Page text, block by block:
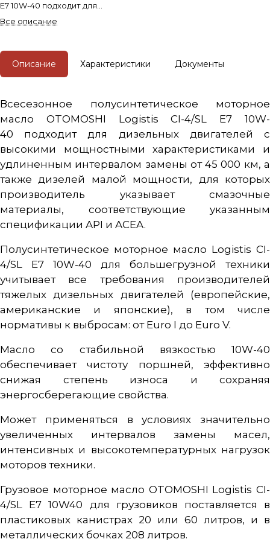
E7 10W-40 подходит для
высокими мощностными
удлиненным интервалом
замены от 45 000 км, а также
дизелей малой мощности, для
материалы, соответствующие
указанным спецификации API и
ACEA.
Все описание
Описание Характеристики Документы
Всесезонное полусинтетическое моторное
масло OTOMOSHI Logistis CI-4/SL E7 10W-
40 подходит для дизельных двигателей с
высокими мощностными характеристиками и
удлиненным интервалом замены от 45 000 км, а
также дизелей малой мощности, для которых
производитель указывает смазочные
материалы, соответствующие указанным
спецификации API и ACEA.
Полусинтетическое моторное масло Logistis CI-
4/SL E7 10W-40 для большегрузной техники
учитывает все требования производителей
тяжелых дизельных двигателей (европейские,
американские и японские), в том числе
нормативы к выбросам: от Euro I до Euro V.
Масло со стабильной вязкостью 10W-40
обеспечивает чистоту поршней, эффективно
снижая степень износа и сохраняя
энергосберегающие свойства.
Может применяться в условиях значительно
увеличенных интервалов замены масел,
интенсивных и высокотемпературных нагрузок
моторов техники.
Грузовое моторное масло OTOMOSHI Logistis CI-
4/SL E7 10W40 для грузовиков поставляется в
пластиковых канистрах 20 или 60 литров, и в
металлических бочках 208 литров.